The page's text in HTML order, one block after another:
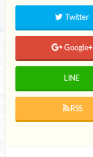
Twitter
Google+
LINE
RSS